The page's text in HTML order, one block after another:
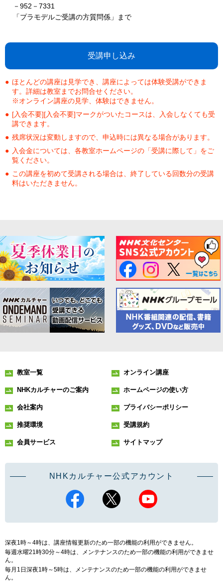
－952－7331
「プラモデルご受講の方質問係」まで
受講申し込み
ほとんどの講座は見学でき、講座によっては体験受講ができま
す。詳細は教室までお問合せください。
※オンライン講座の見学、体験はできません。
[入会不要][入会不要]マークがついたコースは、入会しなくても受
講できます。
残席状況は変動しますので、申込時には異なる場合があります。
入会金については、各教室ホームページの「受講に際して」をご
覧ください。
この講座を初めて受講される場合は、終了している回数分の受講
料はいただきません。
教室一覧 オンライン講座
NHKカルチャーのご案内 ホームページの使い方
会社案内 プライバシーポリシー
推奨環境 受講規約
会員サービス サイトマップ
NHKカルチャー公式アカウント
深夜1時～4時は、講座情報更新のため一部の機能の利用ができません。
毎週水曜21時30分～4時は、メンテナンスのため一部の機能の利用ができませ
ん。
毎月1日深夜1時～5時は、メンテナンスのため一部の機能の利用ができませ
ん。